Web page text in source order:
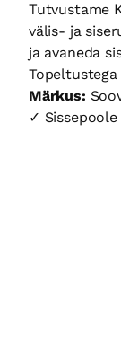
Tutvustame
välis- ja
ja avaneda
Märkus:
✓